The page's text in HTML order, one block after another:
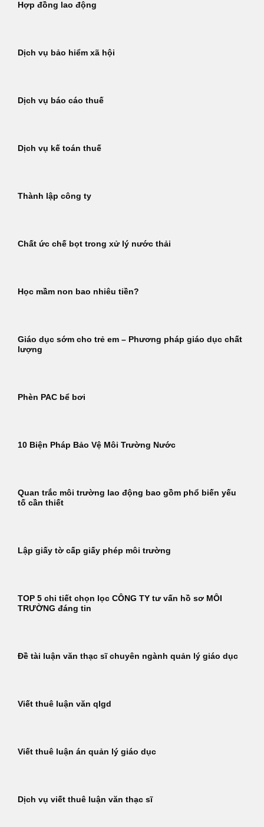
Hợp đồng lao động
Dịch vụ bảo hiểm xã hội
Dịch vụ báo cáo thuế
Dịch vụ kế toán thuế
Thành lập công ty
Chất ức chế bọt trong xử lý nước thải
Học mầm non bao nhiêu tiền?
Giáo dục sớm cho trẻ em – Phương pháp giáo dục chất
lượng
Phèn PAC bể bơi
10 Biện Pháp Bảo Vệ Môi Trường Nước
Quan trắc môi trường lao động bao gồm phổ biến yếu
tố cần thiết
Lập giấy tờ cấp giấy phép môi trường
TOP 5 chi tiết chọn lọc CÔNG TY tư vấn hồ sơ MÔI
TRƯỜNG đáng tin
Đề tài luận văn thạc sĩ chuyên ngành quản lý giáo dục
Viết thuê luận văn qlgd
Viết thuê luận án quản lý giáo dục
Dịch vụ viết thuê luận văn thạc sĩ